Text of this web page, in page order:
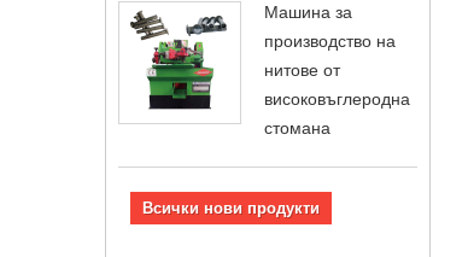
Машина за
производство на
нитове от
високовъглеродна
стомана
Всички нови продукти